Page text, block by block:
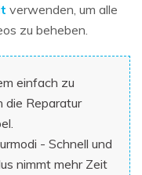
verwenden, um alle
zu beheben.
einfach zu
die Reparatur
- Schnell und
nimmt mehr Zeit